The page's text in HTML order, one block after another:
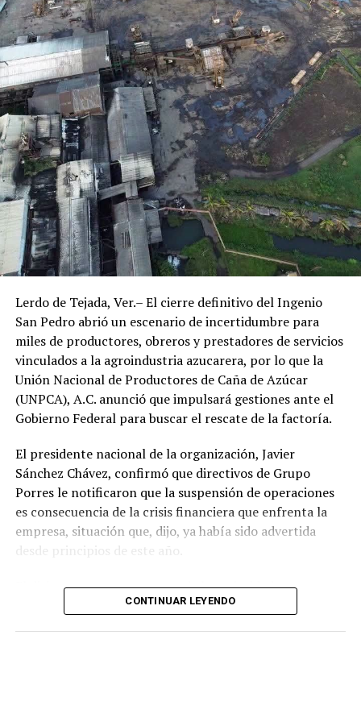
Lerdo de Tejada, Ver.– El cierre definitivo del Ingenio
San Pedro abrió un escenario de incertidumbre para
miles de productores, obreros y prestadores de servicios
vinculados a la agroindustria azucarera, por lo que la
Unión Nacional de Productores de Caña de Azúcar
(UNPCA), A.C. anunció que impulsará gestiones ante el
Gobierno Federal para buscar el rescate de la factoría.
El presidente nacional de la organización, Javier
Sánchez Chávez, confirmó que directivos de Grupo
Porres le notificaron que la suspensión de operaciones
es consecuencia de la crisis financiera que enfrenta la
empresa, situación que, dijo, ya había sido advertida
desde principios de este año.
El dirigente sostuvo que una de las prioridades es
garantizar que los productores reciban el pago íntegro
CONTINUAR LEYENDO